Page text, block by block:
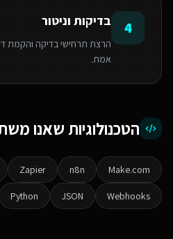
4 בדיקות וניטור
הרצת תרחישי בדיקה והקמת
אמת.
הטכנולוגיות שאנו
Make.com
n8n
Zapier
Webhooks
JSON
Python